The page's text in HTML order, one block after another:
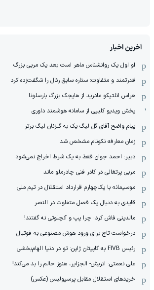
آخرین اخبار
او اول یک روانشناس ماهر است بعد یک مربی بزرگ
قدرتمند و متفاوت: ستاره سابق رئال را شگفت‌زده کرد
هراس اتلتیکو مادرید از هایجک بزرگ بارسلونا
پخش ویدیو کلیپی از سامانه هوشمند داوری
پیام واضح آقای گل لیگ یک به گلزنان لیگ برتر
زمان معارفه نکونام مشخص شد
دبیر: احمد جوان فقط به یک شرط اخراج نمی‌شود
مربی پرتغالی در کادر فنی چادرملو ماند
موسیمانه با یک‌چهارم قرارداد استقلال در تیم ملی
قایدی به دنبال یک فصل متفاوت در النصر
مالدینی فاش کرد: چرا پپ و آنچلوتی نه گفتند!
درخواست تاج برای ورود هوش مصنوعی به فوتبال
رئیس FIVB به کاپیتان ژاپن: تو در دنیا الهام‌بخشی
علی نعمتی: اتریش- الجزایر، هنوز حالم را بد می‌کند!
خریدهای استقلال مقابل پرسپولیس (عکس)